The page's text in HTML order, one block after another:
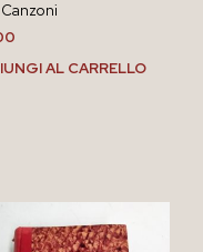
AL CARRELLO